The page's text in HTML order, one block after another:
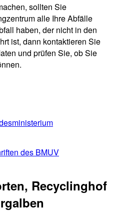
sollten Sie
alle Ihre Abfälle
haben, der nicht in den
ist, dann kontaktieren Sie
und prüfen Sie, ob Sie
des BMUV
Recyclinghof